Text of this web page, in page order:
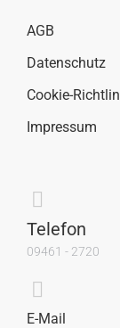
AGB
Datenschutz
Cookie-
Impressum
Telefon
09461 - 2720
E-Mail